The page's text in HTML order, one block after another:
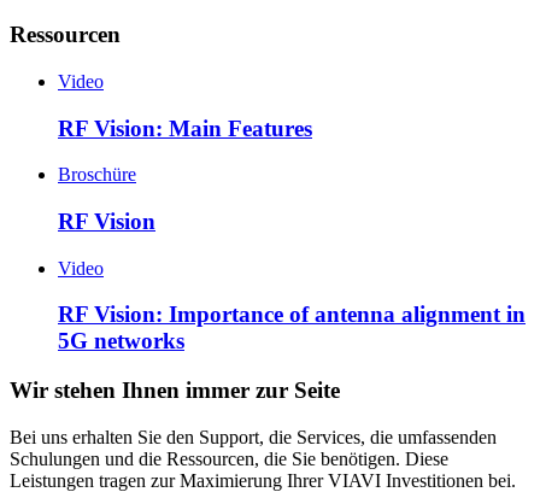
Ressourcen
Video
RF Vision: Main Features
Broschüre
RF Vision
Video
RF Vision: Importance of antenna alignment in
5G networks
Wir stehen Ihnen immer zur Seite
Bei uns erhalten Sie den Support, die Services, die umfassenden
Schulungen und die Ressourcen, die Sie benötigen. Diese
Leistungen tragen zur Maximierung Ihrer VIAVI Investitionen bei.